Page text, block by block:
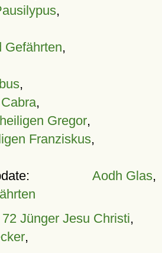
,
Gefährten,
,
,
Gregor,
Franziskus,
Aodh Glas,
Jünger Jesu Christi,
,